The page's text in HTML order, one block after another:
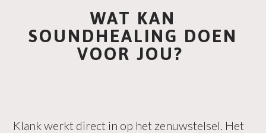
WAT KAN
SOUNDHEALING DOEN
VOOR JOU?
Klank werkt direct in op het zenuwstelsel. Het